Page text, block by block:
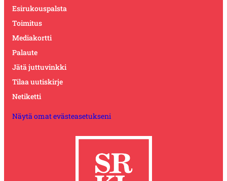
Esirukouspalsta
Toimitus
Mediakortti
Palaute
Jätä juttuvinkki
Tilaa uutiskirje
Netiketti
Näytä omat evästeasetukseni